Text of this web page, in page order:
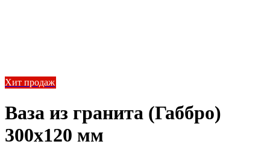
Хит продаж
Ваза из гранита (Габбро)
300х120 мм